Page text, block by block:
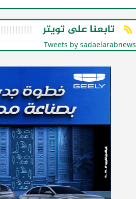
تابعنا على تويتر
Tweets by sadaelarabnews